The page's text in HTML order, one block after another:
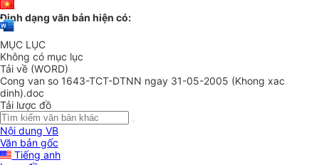
Định dạng văn bản hiện có:
MỤC LỤC
Không có mục lục
Tải về (WORD)
Cong van so 1643-TCT-DTNN ngay 31-05-2005 (Khong xac
dinh).doc
Tải lược đồ
Nội dung VB
Văn bản gốc
Tiếng anh